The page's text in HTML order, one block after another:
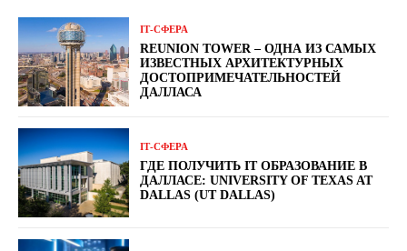
ІТ-СФЕРА
REUNION TOWER – ОДНА ИЗ САМЫХ
ИЗВЕСТНЫХ АРХИТЕКТУРНЫХ
ДОСТОПРИМЕЧАТЕЛЬНОСТЕЙ
ДАЛЛАСА
ІТ-СФЕРА
ГДЕ ПОЛУЧИТЬ ІТ ОБРАЗОВАНИЕ В
ДАЛЛАСЕ: UNIVERSITY OF TEXAS AT
DALLAS (UT DALLAS)